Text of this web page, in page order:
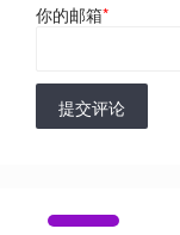
你的邮箱*
提交评论